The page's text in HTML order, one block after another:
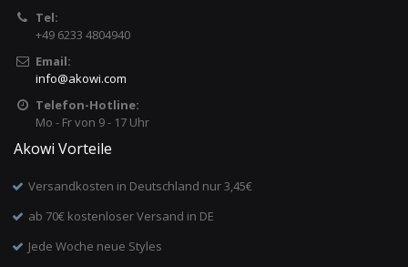
Tel:
+49 6233 4804940
Email:
info@akowi.com
Telefon-Hotline:
Mo - Fr von 9 - 17 Uhr
Akowi Vorteile
Versandkosten in Deutschland nur 3,45€
ab 70€ kostenloser Versand in DE
Jede Woche neue Styles